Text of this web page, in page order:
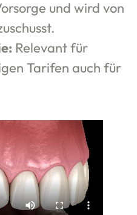
und wird von
Relevant für
Tarifen auch für